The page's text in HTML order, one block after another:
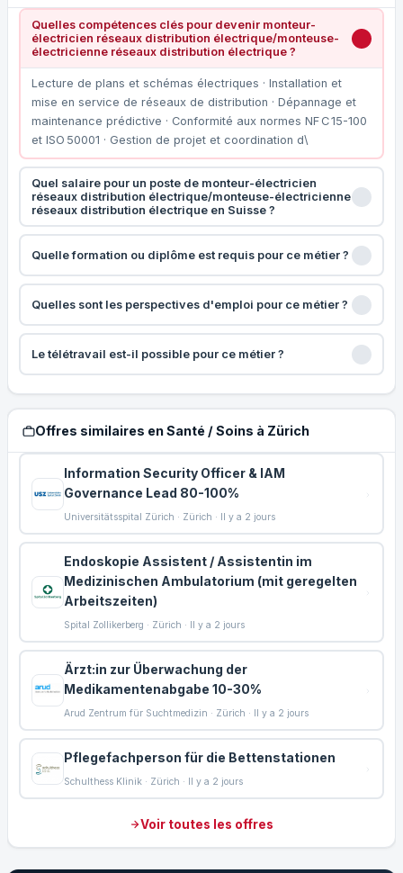
Quelles compétences clés pour devenir monteur-
électricien réseaux distribution électrique/monteuse-
électricienne réseaux distribution électrique ?
Lecture de plans et schémas électriques · Installation et
mise en service de réseaux de distribution · Dépannage et
maintenance prédictive · Conformité aux normes NF C 15-100
et ISO 50001 · Gestion de projet et coordination d\
Quel salaire pour un poste de monteur-électricien
réseaux distribution électrique/monteuse-électricienne
réseaux distribution électrique en Suisse ?
Quelle formation ou diplôme est requis pour ce métier ?
Quelles sont les perspectives d'emploi pour ce métier ?
Le télétravail est-il possible pour ce métier ?
Offres similaires en Santé / Soins à Zürich
Information Security Officer & IAM
Governance Lead 80-100%
Universitätsspital Zürich · Zürich · Il y a 2 jours
Endoskopie Assistent / Assistentin im
Medizinischen Ambulatorium (mit geregelten
Arbeitszeiten)
Spital Zollikerberg · Zürich · Il y a 2 jours
Ärzt:in zur Überwachung der
Medikamentenabgabe 10-30%
Arud Zentrum für Suchtmedizin · Zürich · Il y a 2 jours
Pflegefachperson für die Bettenstationen
Schulthess Klinik · Zürich · Il y a 2 jours
Voir toutes les offres